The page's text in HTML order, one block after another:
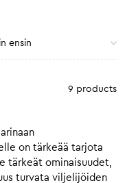
9 products
on tärkeää tarjota
tärkeät ominaisuudet,
turvata viljelijöiden